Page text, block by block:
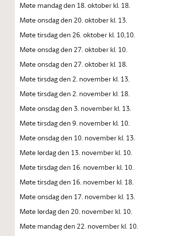
Møte mandag den 18. oktober kl. 18.
Møte onsdag den 20. oktober kl. 13.
Møte tirsdag den 26. oktober kl. 10,10.
Møte onsdag den 27. oktober kl. 10.
Møte onsdag den 27. oktober kl. 18.
Møte tirsdag den 2. november kl. 13.
Møte tirsdag den 2. november kl. 18.
Møte onsdag den 3. november kl. 13.
Møte tirsdag den 9. november kl. 10.
Møte onsdag den 10. november kl. 13.
Møte lørdag den 13. november kl. 10.
Møte tirsdag den 16. november kl. 10.
Møte tirsdag den 16. november kl. 18.
Møte onsdag den 17. november kl. 13.
Møte lørdag den 20. november kl. 10.
Møte mandag den 22. november kl. 10.